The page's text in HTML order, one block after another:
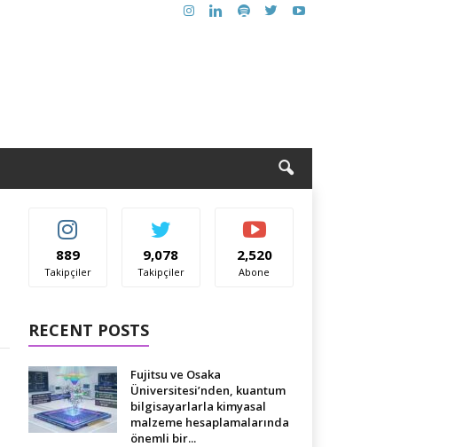
889
Takipçiler
9,078
Takipçiler
2,520
Abone
RECENT POSTS
Fujitsu ve Osaka
Üniversitesi’nden, kuantum
bilgisayarlarla kimyasal
malzeme hesaplamalarında
önemli bir...